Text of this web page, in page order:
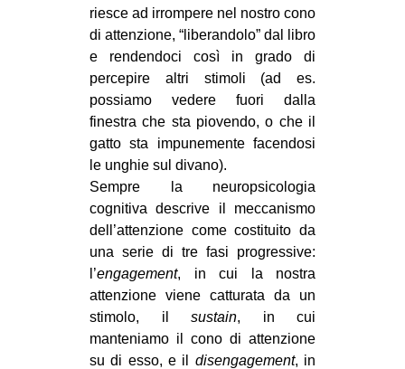
riesce ad irrompere nel nostro cono
di attenzione, “liberandolo” dal libro
e rendendoci così in grado di
percepire altri stimoli (ad es.
possiamo vedere fuori dalla
finestra che sta piovendo, o che il
gatto sta impunemente facendosi
le unghie sul divano).
Sempre la neuropsicologia
cognitiva descrive il meccanismo
dell’attenzione come costituito da
una serie di tre fasi progressive:
l’engagement, in cui la nostra
attenzione viene catturata da un
stimolo, il sustain, in cui
manteniamo il cono di attenzione
su di esso, e il disengagement, in